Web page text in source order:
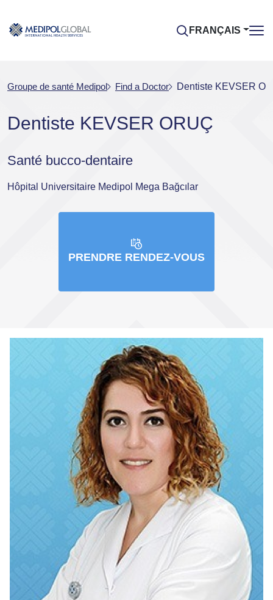
FRANÇAIS
Groupe de santé Medipol Find a Doctor Dentiste KEVSER
Dentiste KEVSER ORUÇ
Santé bucco-dentaire
Hôpital Universitaire Medipol Mega Bağcılar
PRENDRE RENDEZ-VOUS